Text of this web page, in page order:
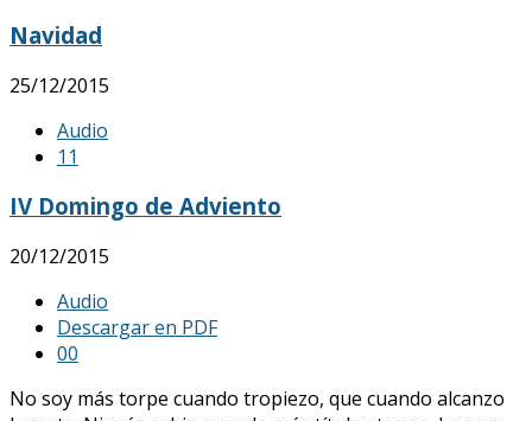
Navidad
25/12/2015
Audio
1 1
IV Domingo de Adviento
20/12/2015
Audio
Descargar en PDF
00
No soy más torpe cuando tropiezo, que cuando alcanzo